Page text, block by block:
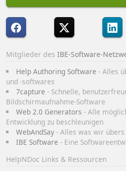
Mitglieder des IBE-Software-
Help Authoring Software - Alles
und -softwares
7capture - Schnelle,
Bildschirmaufnahme-Software
Web 2.0 Generators - Alle
Entwicklung zu beschleunigen
WebAndSay- Alles was wir übers
IBE Software - Eine
HelpNDoc Links & Ressourcen